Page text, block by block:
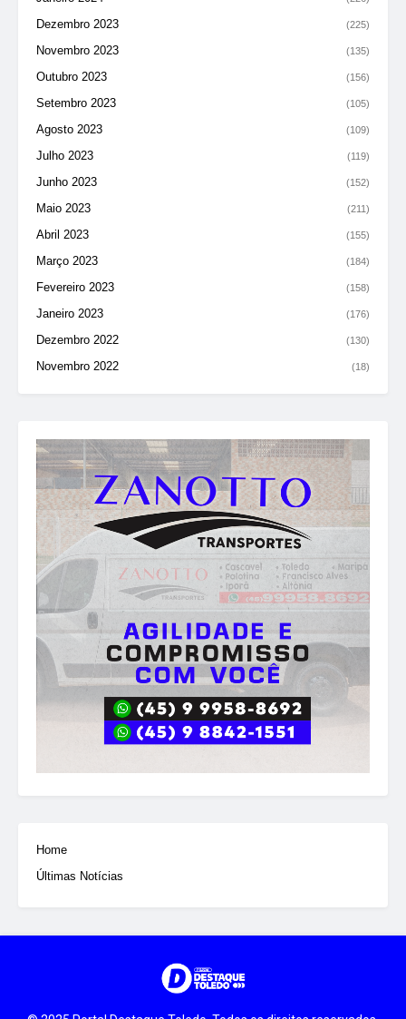
Dezembro 2023 (225)
Novembro 2023 (135)
Outubro 2023 (156)
Setembro 2023 (105)
Agosto 2023 (109)
Julho 2023 (119)
Junho 2023 (152)
Maio 2023 (211)
Abril 2023 (155)
Março 2023 (184)
Fevereiro 2023 (158)
Janeiro 2023 (176)
Dezembro 2022 (130)
Novembro 2022 (18)
Home
Últimas Notícias